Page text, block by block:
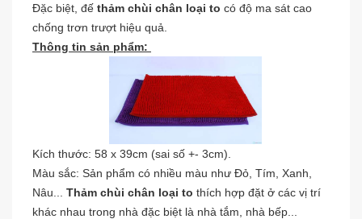
Đặc biệt, đế thảm chùi chân loại to có độ ma sát cao
chống trơn trượt hiệu quả.
Thông tin sản phẩm:
Kích thước: 58 x 39cm (sai số +- 3cm).
Màu sắc: Sản phẩm có nhiều màu như Đỏ, Tím, Xanh,
Nâu... Thảm chùi chân loại to thích hợp đặt ở các vị trí
khác nhau trong nhà đặc biệt là nhà tắm, nhà bếp...